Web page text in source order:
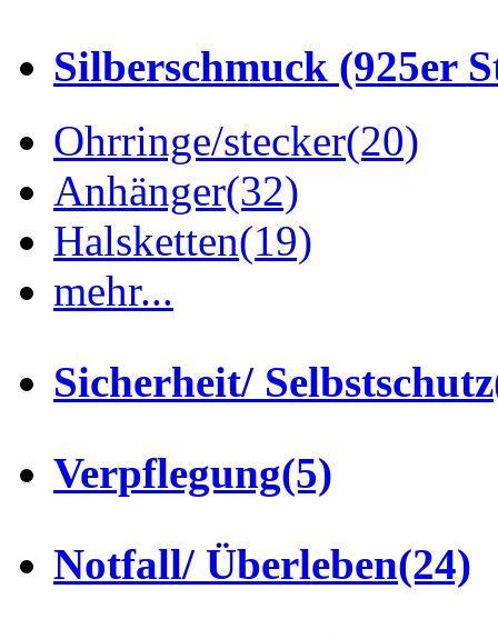
Silberschmuck (925er
Ohrringe/stecker(20)
Anhänger(32)
Halsketten(19)
mehr...
Sicherheit/ Selbstschutz
Verpflegung(5)
Notfall/ Überleben(24)